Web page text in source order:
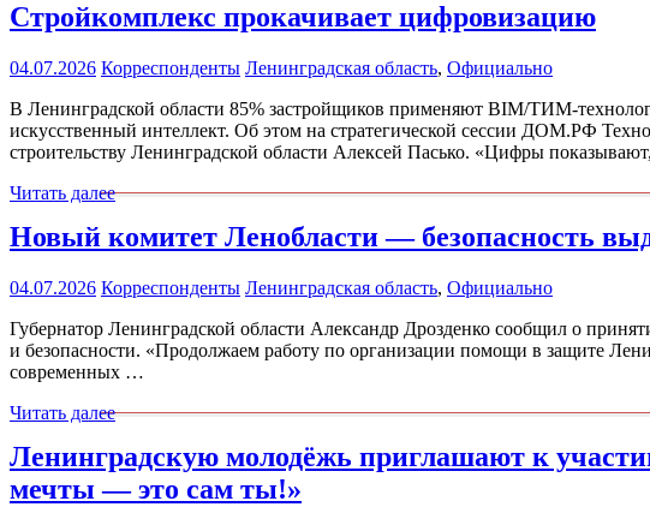
Стройкомплекс прокачивает цифровизацию
04.07.2026 Корреспонденты Ленинградская область, Официально
В Ленинградской области 85% застройщиков применяют BIM/ТИМ-
искусственный интеллект. Об этом на стратегической сессии ДОМ.РФ
строительству Ленинградской области Алексей Пасько. «Цифры
Читать далее
Новый комитет Ленобласти — безопасность
04.07.2026 Корреспонденты Ленинградская область, Официально
Губернатор Ленинградской области Александр Дрозденко сообщил о
и безопасности. «Продолжаем работу по организации помощи в защите
современных …
Читать далее
Ленинградскую молодёжь приглашают к
мечты — это сам ты!»